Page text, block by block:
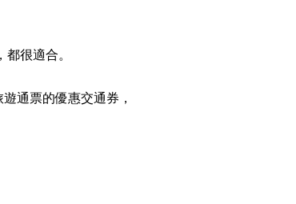
很適合。
通票的優惠交通券，